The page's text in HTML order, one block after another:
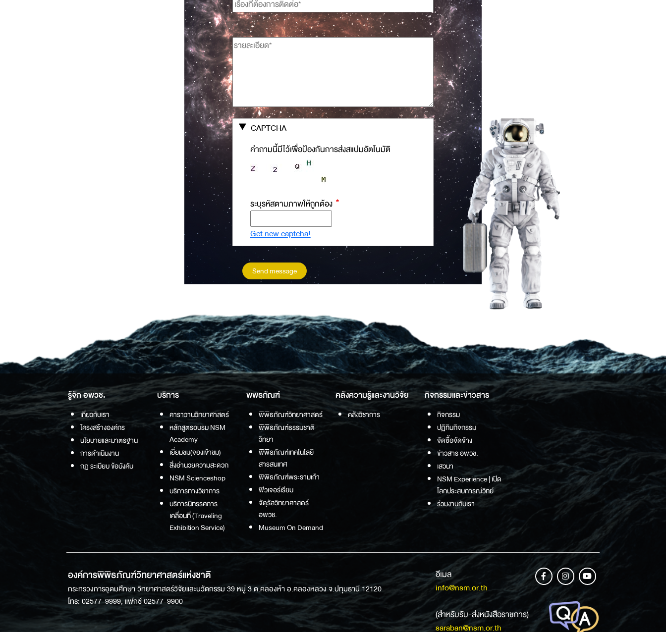
CAPTCHA
คำถามนี้มีไว้เพื่อป้องกันการส่งสแปมอัตโนมัติ
ระบุรหัสตามภาพให้ถูกต้อง
Get new captcha!
รู้จัก อพวช.
เกี่ยวกับเรา
โครงสร้างองค์กร
นโยบายและมาตรฐาน
การดำเนินงาน
กฏ ระเบียบ ข้อบังคับ
บริการ
คาราวานวิทยาศาสตร์
หลักสูตรอบรม NSM
Academy
เยี่ยมชม(จองเข้าชม)
สิ่งอำนวยความสะดวก
NSM Scienceshop
บริการทางวิชาการ
บริการนิทรรศการ
เคลื่อนที่ (Traveling
Exhibition Service)
พิพิธภัณฑ์
พิพิธภัณฑ์วิทยาศาสตร์
พิพิธภัณฑ์ธรรมชาติ
วิทยา
พิพิธภัณฑ์เทคโนโลยี
สารสนเทศ
พิพิธภัณฑ์พระรามเก้า
ฟิวเจอร์เรียม
จัตุรัสวิทยาศาสตร์
อพวช.
Museum On Demand
คลังความรู้และงานวิจัย
คลังวิชาการ
กิจกรรมและข่าวสาร
กิจกรรม
ปฏิทินกิจกรรม
จัดซื้อจัดจ้าง
ข่าวสาร อพวช.
เสวนา
NSM Experience | เปิด
โลกประสบการณ์วิทย์
ร่วมงานกับเรา
องค์การพิพิธภัณฑ์วิทยาศาสตร์แห่งชาติ
กระทรวงการอุดมศึกษา วิทยาศาสตร์วิจัยและนวัตกรรม 39 หมู่ 3 ต.คลองห้า อ.คลองหลวง จ.ปทุมธานี 12120
โทร: 02577-9999, แฟกซ์ 02577-9900
อีเมล
info@nsm.or.th
(สำหรับรับ-ส่งหนังสือราชการ)
saraban@nsm.or.th